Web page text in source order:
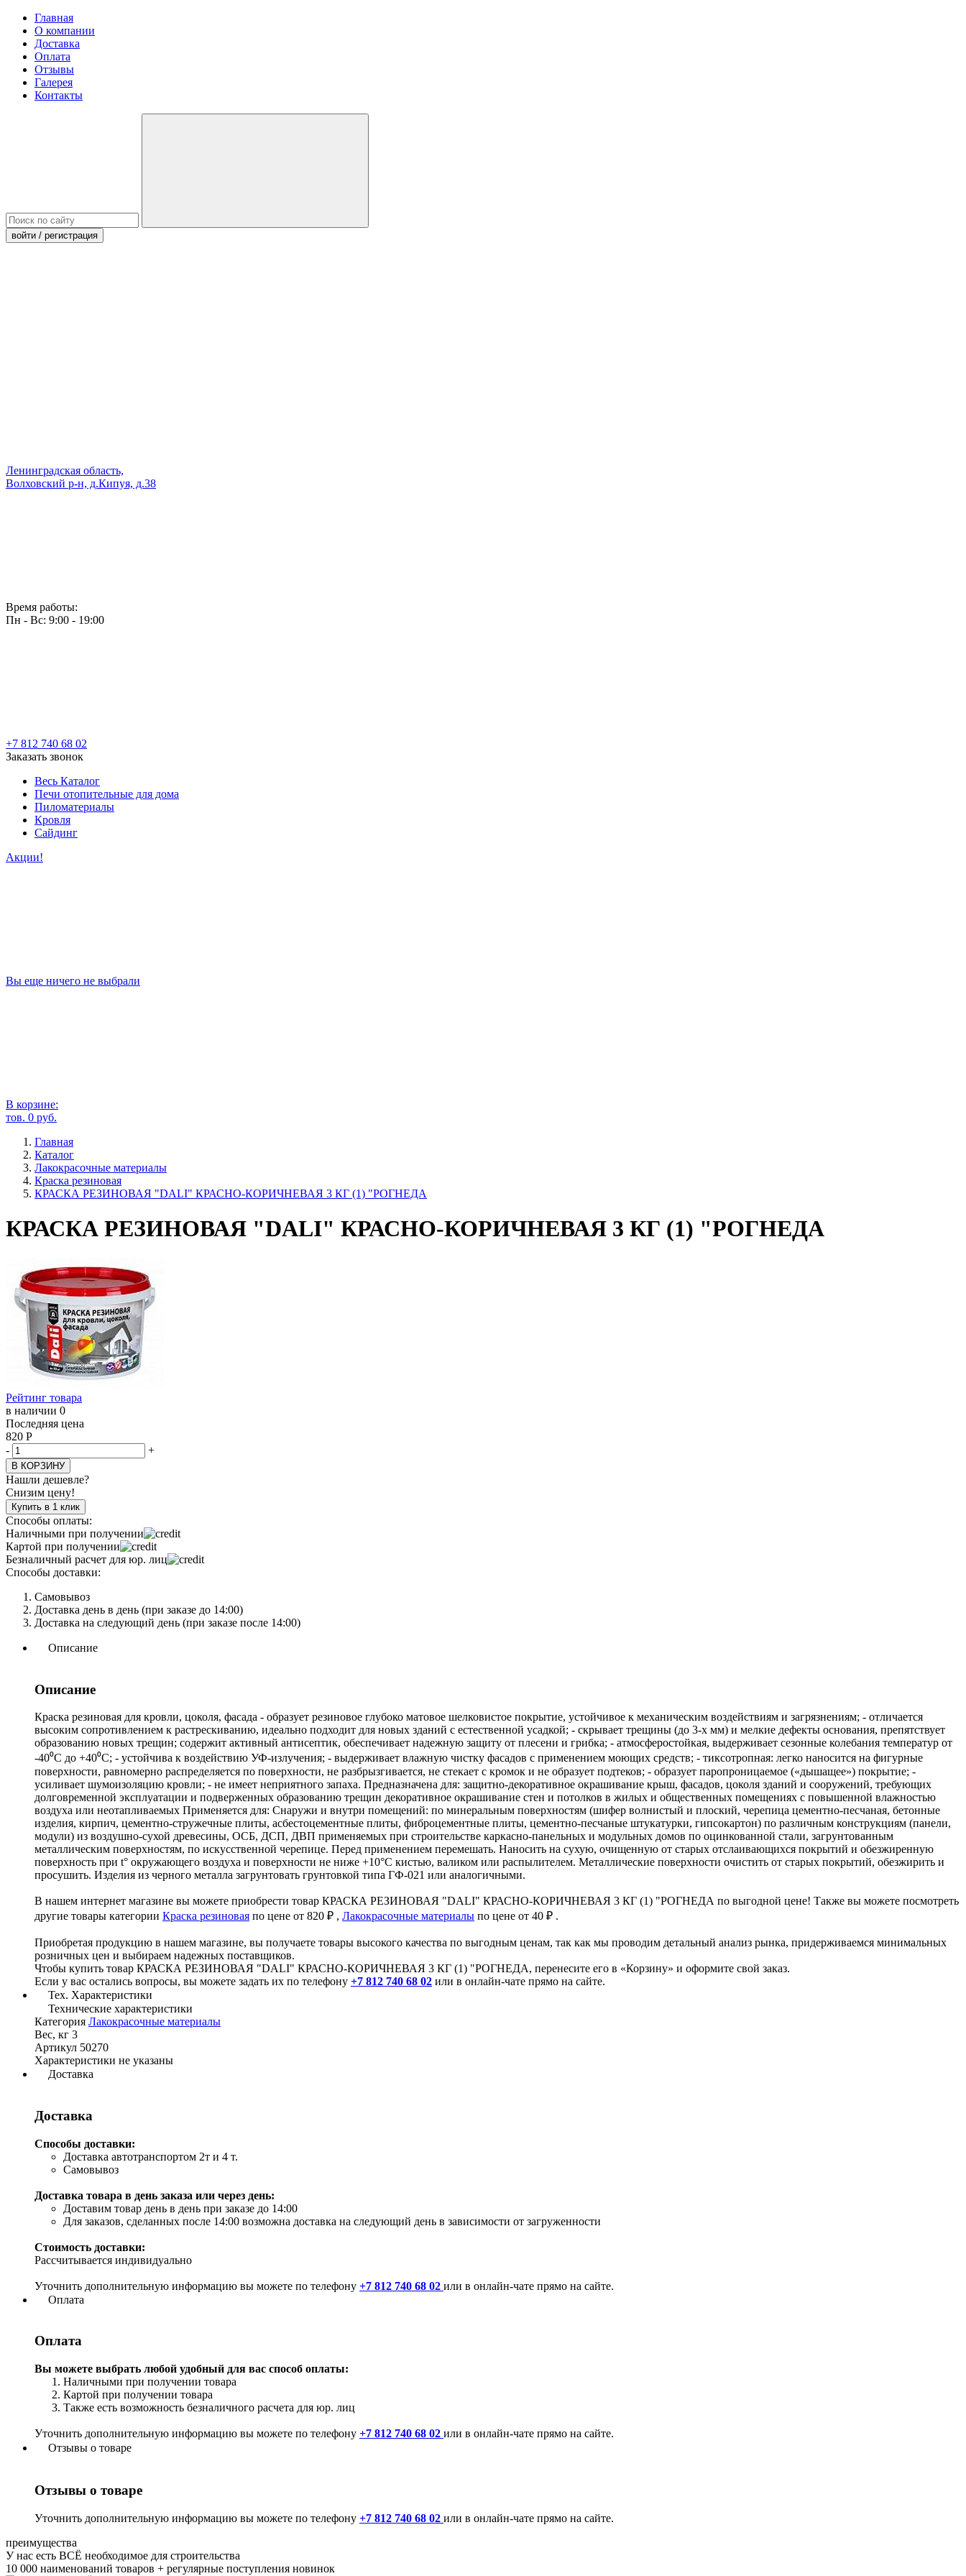
Главная
О компании
Доставка
Оплата
Отзывы
Галерея
Контакты
войти / регистрация
Ленинградская область,
Волховский р-н, д.Кипуя, д.38
Время работы:
Пн - Вс: 9:00 - 19:00
+7 812 740 68 02
Заказать звонок
Весь Каталог
Печи отопительные для дома
Пиломатериалы
Кровля
Сайдинг
Акции!
Вы еще ничего не выбрали
В корзине:
тов. 0 руб.
Главная
Каталог
Лакокрасочные материалы
Краска резиновая
КРАСКА РЕЗИНОВАЯ "DALI" КРАСНО-КОРИЧНЕВАЯ 3 КГ (1) "РОГНЕДА
КРАСКА РЕЗИНОВАЯ "DALI" КРАСНО-КОРИЧНЕВАЯ 3 КГ (1) "РОГНЕДА
Рейтинг товара
в наличии 0
Последняя цена
820 Р
-
+
В КОРЗИНУ
Нашли дешевле?
Снизим цену!
Купить в 1 клик
Способы оплаты:
Наличными при получении
Картой при получении
Безналичный расчет для юр. лиц
Способы доставки:
Самовывоз
Доставка день в день (при заказе до 14:00)
Доставка на следующий день (при заказе после 14:00)
Описание
Описание
Краска резиновая для кровли, цоколя, фасада - образует резиновое глубоко матовое шелковистое покрытие, устойчивое к механическим воздействиям и загрязнениям; - отличается
высоким сопротивлением к растрескиванию, идеально подходит для новых зданий с естественной усадкой; - скрывает трещины (до 3-х мм) и мелкие дефекты основания, препятствует
образованию новых трещин; содержит активный антисептик, обеспечивает надежную защиту от плесени и грибка; - атмосферостойкая, выдерживает сезонные колебания температур от
-40⁰С до +40⁰С; - устойчива к воздействию УФ-излучения; - выдерживает влажную чистку фасадов с применением моющих средств; - тиксотропная: легко наносится на фигурные
поверхности, равномерно распределяется по поверхности, не разбрызгивается, не стекает с кромок и не образует подтеков; - образует паропроницаемое («дышащее») покрытие; -
усиливает шумоизоляцию кровли; - не имеет неприятного запаха. Предназначена для: защитно-декоративное окрашивание крыш, фасадов, цоколя зданий и сооружений, требующих
долговременной эксплуатации и подверженных образованию трещин декоративное окрашивание стен и потолков в жилых и общественных помещениях с повышенной влажностью
воздуха или неотапливаемых Применяется для: Снаружи и внутри помещений: по минеральным поверхностям (шифер волнистый и плоский, черепица цементно-песчаная, бетонные
изделия, кирпич, цементно-стружечные плиты, асбестоцементные плиты, фиброцементные плиты, цементно-песчаные штукатурки, гипсокартон) по различным конструкциям (панели,
модули) из воздушно-сухой древесины, ОСБ, ДСП, ДВП применяемых при строительстве каркасно-панельных и модульных домов по оцинкованной стали, загрунтованным
металлическим поверхностям, по искусственной черепице. Перед применением перемешать. Наносить на сухую, очищенную от старых отслаивающихся покрытий и обезжиренную
поверхность при t° окружающего воздуха и поверхности не ниже +10°С кистью, валиком или распылителем. Металлические поверхности очистить от старых покрытий, обезжирить и
просушить. Изделия из черного металла загрунтовать грунтовкой типа ГФ-021 или аналогичными.
В нашем интернет магазине вы можете приобрести товар КРАСКА РЕЗИНОВАЯ "DALI" КРАСНО-КОРИЧНЕВАЯ 3 КГ (1) "РОГНЕДА по выгодной цене! Также вы можете посмотреть
другие товары категории Краска резиновая по цене от 820 ₽ , Лакокрасочные материалы по цене от 40 ₽ .
Приобретая продукцию в нашем магазине, вы получаете товары высокого качества по выгодным ценам, так как мы проводим детальный анализ рынка, придерживаемся минимальных
розничных цен и выбираем надежных поставщиков.
Чтобы купить товар КРАСКА РЕЗИНОВАЯ "DALI" КРАСНО-КОРИЧНЕВАЯ 3 КГ (1) "РОГНЕДА, перенесите его в «Корзину» и оформите свой заказ.
Если у вас остались вопросы, вы можете задать их по телефону +7 812 740 68 02 или в онлайн-чате прямо на сайте.
Тех. Характеристики
Технические характеристики
Категория Лакокрасочные материалы
Вес, кг 3
Артикул 50270
Характеристики не указаны
Доставка
Доставка
Способы доставки:
Доставка автотранспортом 2т и 4 т.
Самовывоз
Доставка товара в день заказа или через день:
Доставим товар день в день при заказе до 14:00
Для заказов, сделанных после 14:00 возможна доставка на следующий день в зависимости от загруженности
Стоимость доставки:
Рассчитывается индивидуально
Уточнить дополнительную информацию вы можете по телефону +7 812 740 68 02 или в онлайн-чате прямо на сайте.
Оплата
Оплата
Вы можете выбрать любой удобный для вас способ оплаты:
Наличными при получении товара
Картой при получении товара
Также есть возможность безналичного расчета для юр. лиц
Уточнить дополнительную информацию вы можете по телефону +7 812 740 68 02 или в онлайн-чате прямо на сайте.
Отзывы о товаре
Отзывы о товаре
Уточнить дополнительную информацию вы можете по телефону +7 812 740 68 02 или в онлайн-чате прямо на сайте.
преимущества
У нас есть ВСЁ необходимое для строительства
10 000 наименований товаров + регулярные поступления новинок